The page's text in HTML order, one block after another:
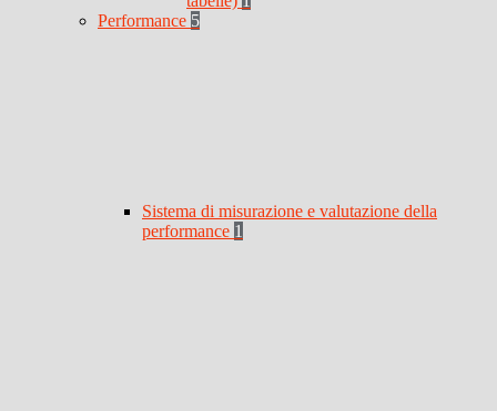
Performance 5
Sistema di misurazione e valutazione della
performance 1